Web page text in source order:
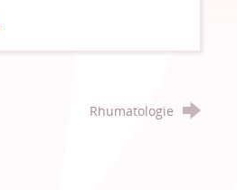
Rhumatologie